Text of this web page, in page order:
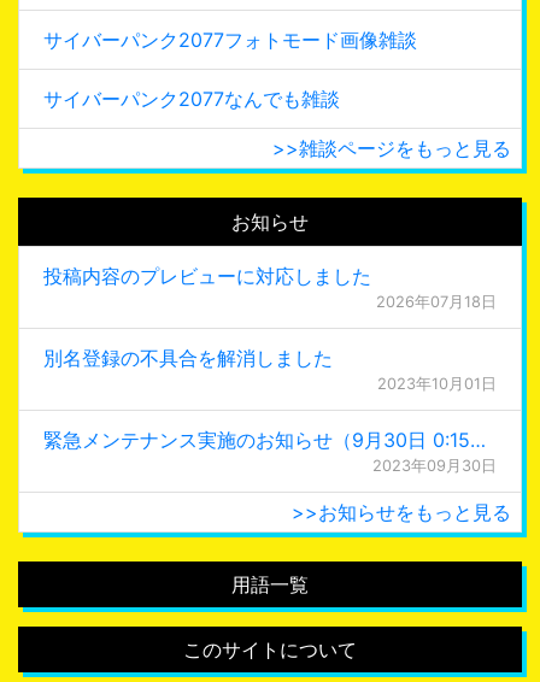
サイバーパンク2077フォトモード画像雑談
サイバーパンク2077なんでも雑談
>>雑談ページをもっと見る
お知らせ
投稿内容のプレビューに対応しました
2026年07月18日
別名登録の不具合を解消しました
2023年10月01日
緊急メンテナンス実施のお知らせ（9月30日 0:15更新）
2023年09月30日
>>お知らせをもっと見る
用語一覧
このサイトについて